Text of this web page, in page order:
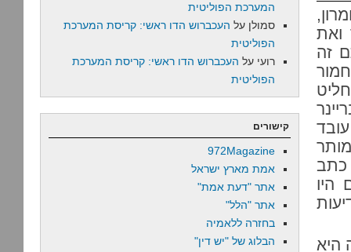
ואת
זה
כתב
היו
היא
המערכת הפוליטית
סמולן על העכברוש הדו ראשי: קריסת המערכת
הפוליטית
רועי על העכברוש הדו ראשי: קריסת המערכת
הפוליטית
קישורים
972Magazine
אמת מארץ ישראל
אתר "דעת אמת"
אתר "הלל"
בחזרה ללאמיה
הבלוג של "יש דין"